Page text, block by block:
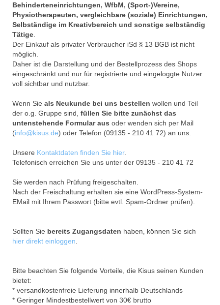
Behinderteneinrichtungen, WfbM, (Sport-)Vereine,
Physiotherapeuten, vergleichbare (soziale) Einrichtungen,
Selbständige im Kreativbereich und sonstige selbständig
Tätige
Der Einkauf als privater Verbraucher iSd § 13 BGB ist nicht
möglich.
Daher ist die Darstellung und der Bestellprozess des Shops
eingeschränkt und nur für registrierte und eingeloggte Nutzer
voll sichtbar und nutzbar.
Wenn Sie als Neukunde bei uns bestellen wollen und Teil
der o.g. Gruppe sind, füllen Sie bitte zunächst das
untenstehende Formular aus oder wenden sich per Mail
(info@kisus.de) oder Telefon (09135 - 210 41 72) an uns.
Unsere Kontaktdaten finden Sie hier.
Telefonisch erreichen Sie uns unter der 09135 - 210 41 72
Sie werden nach Prüfung freigeschalten.
Nach der Freischaltung erhalten sie eine WordPress-System-
EMail mit Ihrem Passwort (bitte evtl. Spam-Ordner prüfen).
Sollten Sie bereits Zugangsdaten haben, können Sie sich
hier direkt einloggen
Bitte beachten Sie folgende Vorteile, die Kisus seinen Kunden
bietet:
* versandkostenfreie Lieferung innerhalb Deutschlands
* Geringer Mindestbestellwert von 30€ brutto